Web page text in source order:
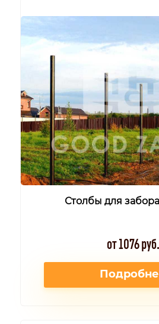
Столбы для
от 1076 руб.